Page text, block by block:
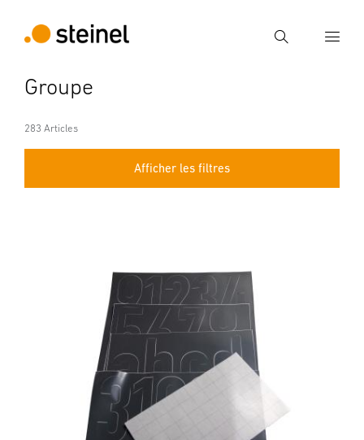
Recherche
Groupe
283 Articles
Afficher les filtres